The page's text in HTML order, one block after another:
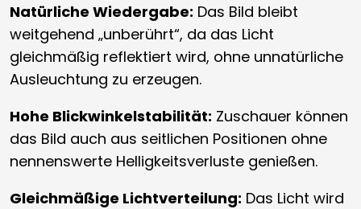
Natürliche Wiedergabe: Das Bild bleibt
weitgehend „unberührt“, da das Licht
gleichmäßig reflektiert wird, ohne unnatürliche
Ausleuchtung zu erzeugen.
Hohe Blickwinkelstabilität: Zuschauer können
das Bild auch aus seitlichen Positionen ohne
nennenswerte Helligkeitsverluste genießen.
Gleichmäßige Lichtverteilung: Das Licht wird